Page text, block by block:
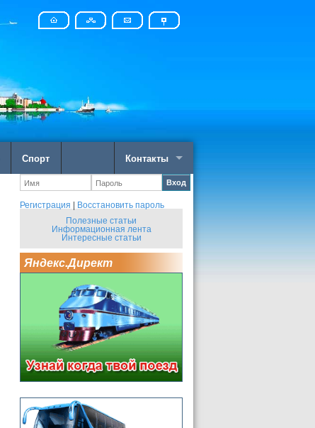
Спорт Контакты
Вход
Регистрация | Восстановить пароль
Полезные статьи
Информационная лента
Интересные статьи
Яндекс.Директ